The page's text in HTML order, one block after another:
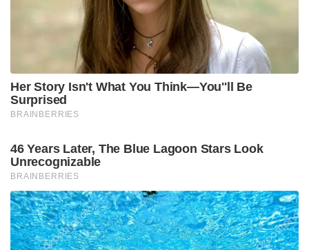
സമാധാപരമായി പ്രക്ഷോഭങ്ങള്‍ നടത്താന്‍
എല്ലാവര്‍ക്കും അവകാശമുണ്ട്. സി.എ.എക്കെതിരായ
പ്രക്ഷോഭം കൂടുതല്‍ ശക്തിപ്പെടുത്താനാണ് സര്‍ക്കാര്‍
ആലോചിച്ചതെന്നും മുഖ്യമന്ത്രി പറഞ്ഞു.
മുഖ്യമന്ത്രിയുടെ പ്രസ്താവനകള്‍ക്കെതിരെ പ്രതിപക്ഷം
ബഹളം വച്ചു. പ്രതിപക്ഷത്തിന് എസ്ഡിപിഐയുടെ
Tags: